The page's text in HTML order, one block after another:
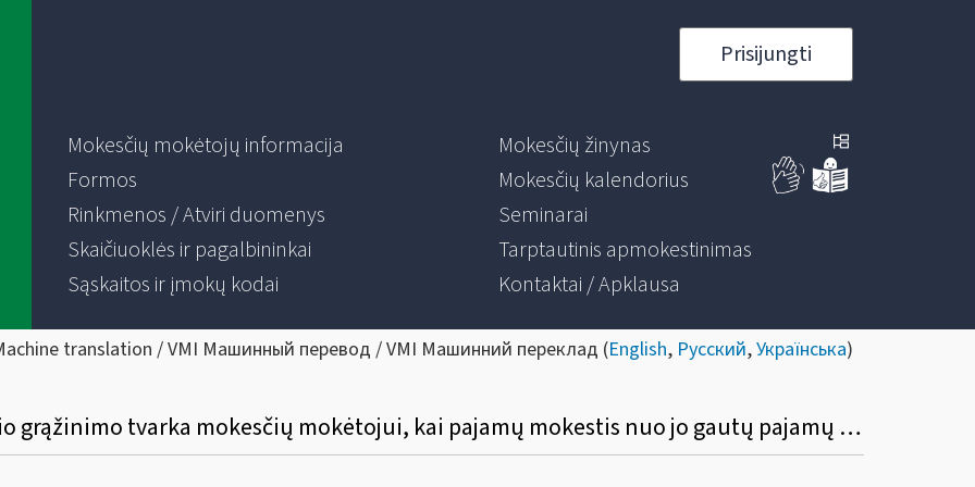
Prisijungti
Mokesčių mokėtojų informacija
Formos
Rinkmenos / Atviri duomenys
Skaičiuoklės ir pagalbininkai
Sąskaitos ir įmokų kodai
Mokesčių žinynas
Mokesčių kalendorius
Seminarai
Tarptautinis apmokestinimas
Kontaktai / Apklausa
translation / VMI Машинный перевод / VMI Машинний переклад (English, Русский,Українська)
Kokia yra permokėto pajamų mokesčio grąžinimo tvarka mokesčių mokėtojui, kai pajamų mokestis nuo jo gautų pajamų sumokamas kito asmens lėšomis?